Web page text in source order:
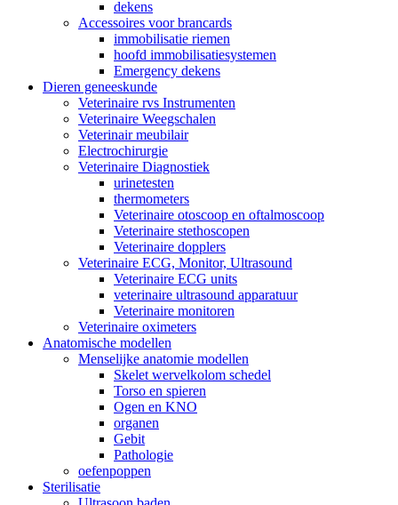
dekens
Accessoires voor brancards
immobilisatie riemen
hoofd immobilisatiesystemen
Emergency dekens
Dieren geneeskunde
Veterinaire rvs Instrumenten
Veterinaire Weegschalen
Veterinair meubilair
Electrochirurgie
Veterinaire Diagnostiek
urinetesten
thermometers
Veterinaire otoscoop en oftalmoscoop
Veterinaire stethoscopen
Veterinaire dopplers
Veterinaire ECG, Monitor, Ultrasound
Veterinaire ECG units
veterinaire ultrasound apparatuur
Veterinaire monitoren
Veterinaire oximeters
Anatomische modellen
Menselijke anatomie modellen
Skelet wervelkolom schedel
Torso en spieren
Ogen en KNO
organen
Gebit
Pathologie
oefenpoppen
Sterilisatie